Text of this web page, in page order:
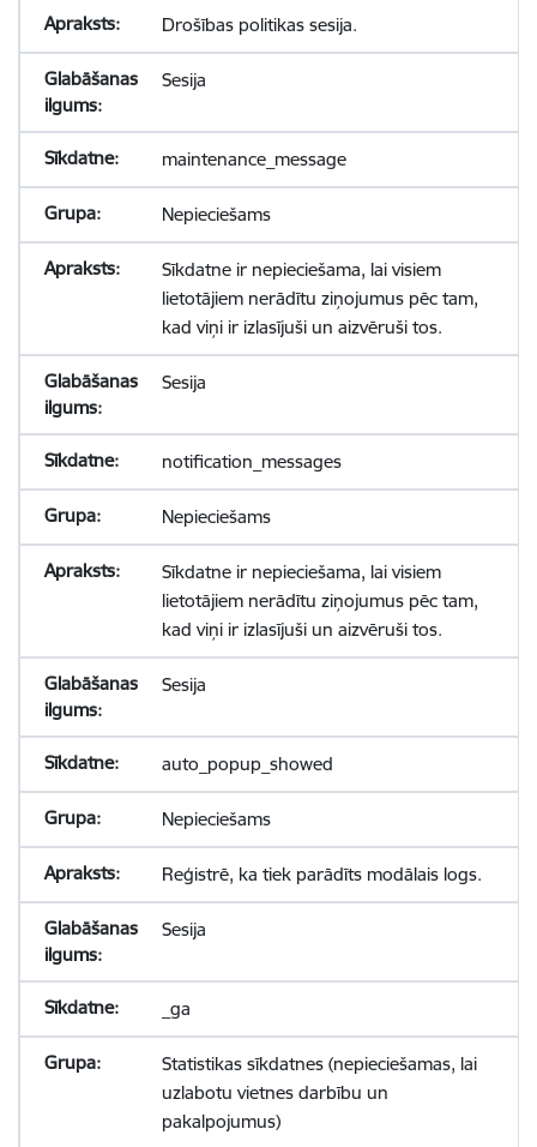
Drošības politikas sesija.
Sesija
maintenance_message
Nepieciešams
Sīkdatne ir nepieciešama, lai visiem
lietotājiem nerādītu ziņojumus pēc tam,
kad viņi ir izlasījuši un aizvēruši tos.
Sesija
notification_messages
Nepieciešams
Sīkdatne ir nepieciešama, lai visiem
lietotājiem nerādītu ziņojumus pēc tam,
kad viņi ir izlasījuši un aizvēruši tos.
Sesija
auto_popup_showed
Nepieciešams
Reģistrē, ka tiek parādīts modālais logs.
Sesija
_ga
Statistikas sīkdatnes (nepieciešamas, lai
uzlabotu vietnes darbību un
pakalpojumus)